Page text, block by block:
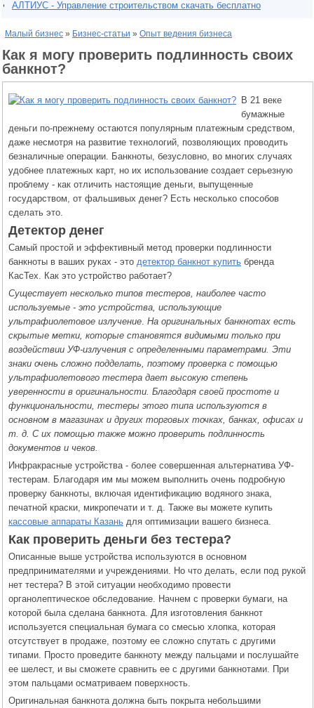
АЛТИУС - Управление строительством скачать бесплатно
Малый бизнес » Бизнес-статьи » Опыт ведения бизнеса
Как я могу проверить подлинность своих
банкнот?
В 21 веке
бумажные
деньги по-прежнему остаются популярным платежным средством,
даже несмотря на развитие технологий, позволяющих проводить
безналичные операции. Банкноты, безусловно, во многих случаях
удобнее платежных карт, но их использование создает серьезную
проблему - как отличить настоящие деньги, выпущенные
государством, от фальшивых денег? Есть несколько способов
сделать это.
Детектор денег
Самый простой и эффективный метод проверки подлинности
банкноты в ваших руках - это детектор банкнот купить бренда
КасТех. Как это устройство работает?
Существует несколько типов тестеров, наиболее часто
используемые - это устройства, использующие
ультрафиолетовое излучение На оригинальных банкнотах есть
скрытые метки, которые становятся видимыми только при
воздействии УФ-излучения с определенными параметрами. Эти
знаки очень сложно подделать, поэтому проверка с помощью
ультрафиолетового тестера дает высокую степень
уверенности в оригинальности. Благодаря своей простоте и
функциональности, тестеры этого типа используются в
основном в магазинах и других торговых точках, банках, офисах и
т. д. С их помощью также можно проверить подлинность
документов и чеков.
Инфракрасные устройства - более совершенная альтернатива УФ-
тестерам. Благодаря им мы можем выполнить очень подробную
проверку банкноты, включая идентификацию водяного знака,
печатной краски, микропечати и т. д. Также вы можете купить
кассовые аппараты Казань для оптимизации вашего бизнеса.
Как проверить деньги без тестера?
Описанные выше устройства используются в основном
предпринимателями и учреждениями. Но что делать, если под рукой
нет тестера? В этой ситуации необходимо провести
органолептическое обследование. Начнем с проверки бумаги, на
которой была сделана банкнота. Для изготовления банкнот
используется специальная бумага со смесью хлопка, которая
отсутствует в продаже, поэтому ее сложно спутать с другими
типами. Просто проведите банкноту между пальцами и послушайте
ее шелест, и вы сможете сравнить ее с другими банкнотами. При
этом пальцами осматриваем поверхность.
Оригинальная банкнота должна быть покрыта небольшими